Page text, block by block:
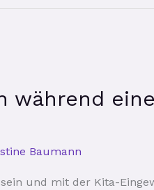
während
Baumann
und mit der Kita-